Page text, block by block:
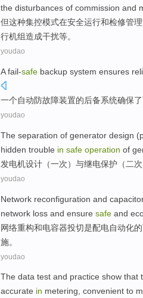
the disturbances of commission and
但这种集控模式在安全运行和检修管理
行机组造成干扰等。
youdao
A fail-safe backup system ensures
一个自动防故障装置的后备系统确保了
youdao
The separation of generator design (
hidden trouble in safe operation of
发电机设计 （一次） 与继电保护 （ 二次
youdao
Network reconfiguration and
network loss and ensure safe and
网络重构和电容器投切是配电自动化的
施。
youdao
The data test and practice show that
accurate in metering, convenient to